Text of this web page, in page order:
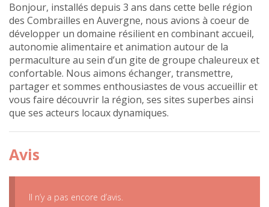
Bonjour, installés depuis 3 ans dans cette belle région
des Combrailles en Auvergne, nous avions à coeur de
développer un domaine résilient en combinant accueil,
autonomie alimentaire et animation autour de la
permaculture au sein d’un gite de groupe chaleureux et
confortable. Nous aimons échanger, transmettre,
partager et sommes enthousiastes de vous accueillir et
vous faire découvrir la région, ses sites superbes ainsi
que ses acteurs locaux dynamiques.
Avis
Il n’y a pas encore d’avis.